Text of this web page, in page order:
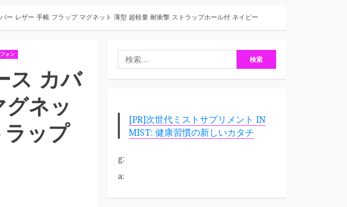
ー レザー 手帳 フラップ マグネット 薄型 超軽量 耐衝撃 ストラップホール付 ネイビー
ォン
ス カバ
ネッ
ップ
検
索:
[PR]次世代ミストサプリメント IN
MIST: 健康習慣の新しいカタチ
g:
a: